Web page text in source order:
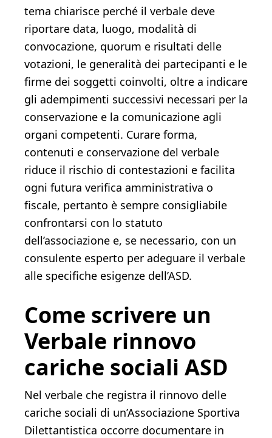
tema chiarisce perché il verbale deve
riportare data, luogo, modalità di
convocazione, quorum e risultati delle
votazioni, le generalità dei partecipanti e le
firme dei soggetti coinvolti, oltre a indicare
gli adempimenti successivi necessari per la
conservazione e la comunicazione agli
organi competenti. Curare forma,
contenuti e conservazione del verbale
riduce il rischio di contestazioni e facilita
ogni futura verifica amministrativa o
fiscale, pertanto è sempre consigliabile
confrontarsi con lo statuto
dell’associazione e, se necessario, con un
consulente esperto per adeguare il verbale
alle specifiche esigenze dell’ASD.
Come scrivere un
Verbale rinnovo
cariche sociali ASD​​
Nel verbale che registra il rinnovo delle
cariche sociali di un’Associazione Sportiva
Dilettantistica occorre documentare in